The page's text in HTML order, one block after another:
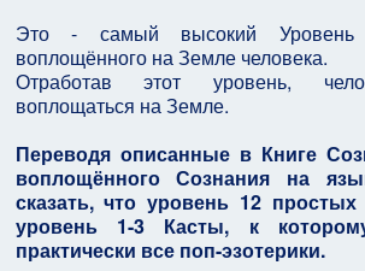
Это - самый высокий Уровень
воплощённого на Земле человека.
Отработав этот уровень,
воплощаться на Земле.
Переводя описанные в Книге
воплощённого Сознания на
сказать, что уровень 12
уровень 1-3 Касты, к
практически все поп-эзотерики.